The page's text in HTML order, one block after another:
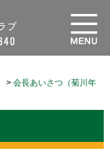
> 会長あいさつ（菊川年